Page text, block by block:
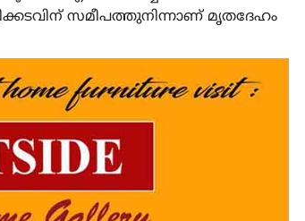
സമീപത്തുനിന്നാണ് മൃതദേഹം